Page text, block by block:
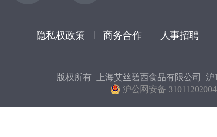
隐私权政策 商务合作 人事招聘
版权所有 上海艾丝碧西食品有限公司 沪
沪公网安备